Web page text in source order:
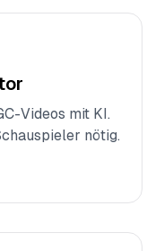
Videos mit KI.
nötig.